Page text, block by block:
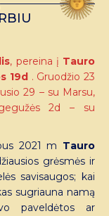
, pereina į Tauro
19d . Gruodžio 23
29 – su Marsu,
2d – su
2021 m Tauro
grėsmės ir
savisaugos; kai
sugriauna namą
paveldėtos ar